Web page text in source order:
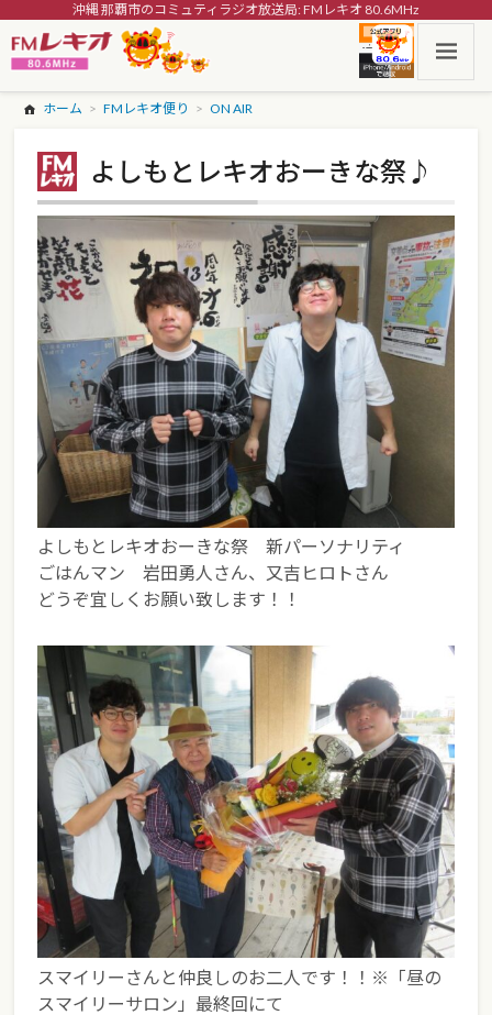
沖縄 那覇市のコミュティラジオ放送局: FMレキオ 80.6MHz
ホーム FMレキオ便り ON AIR
よしもとレキオおーきな祭♪
よしもとレキオおーきな祭 新パーソナリティ
ごはんマン 岩田勇人さん、又吉ヒロトさん
どうぞ宜しくお願い致します！！
スマイリーさんと仲良しのお二人です！！※「昼の
スマイリーサロン」最終回にて